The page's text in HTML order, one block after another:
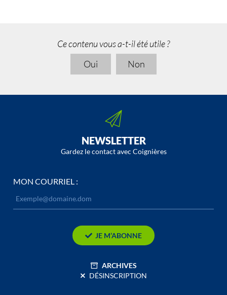
Ce contenu vous a-t-il été utile ?
Oui
Non
NEWSLETTER
Gardez le contact avec Coignières
MON COURRIEL :
JE M’ABONNE
ARCHIVES
DÉSINSCRIPTION